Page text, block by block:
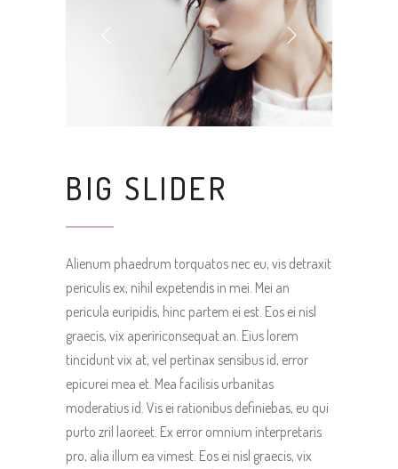
BIG SLIDER
Alienum phaedrum torquatos nec eu, vis detraxit
periculis ex, nihil expetendis in mei. Mei an
pericula euripidis, hinc partem ei est. Eos ei nisl
graecis, vix apeririconsequat an. Eius lorem
tincidunt vix at, vel pertinax sensibus id, error
epicurei mea et. Mea facilisis urbanitas
moderatius id. Vis ei rationibus definiebas, eu qui
purto zril laoreet. Ex error omnium interpretaris
pro, alia illum ea vimest. Eos ei nisl graecis, vix